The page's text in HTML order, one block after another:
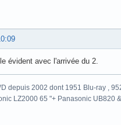
évident avec l'arrivée du 2.
depuis 2002 dont 1951 Blu-ray ,
LZ2000 65 "+ Panasonic UB820